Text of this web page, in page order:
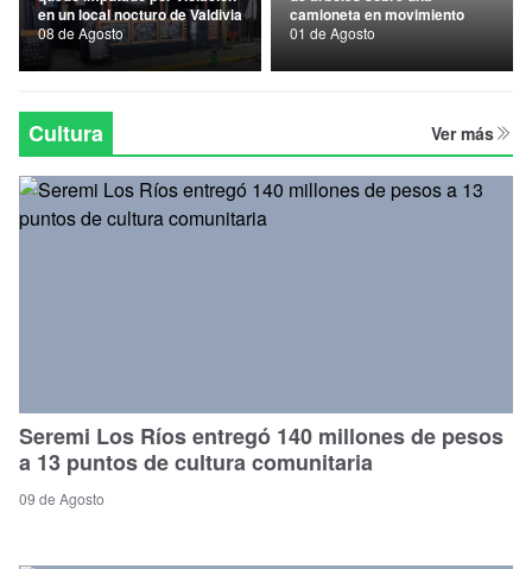
Nacional
Política
Regional
en un local nocturo de Valdivia
08 de Agosto
camioneta en movimiento
01 de Agosto
Cultura Ver más
Seremi Los Ríos entregó 140 millones de pesos
a 13 puntos de cultura comunitaria
09 de Agosto